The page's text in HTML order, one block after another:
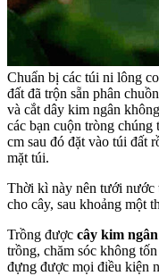
Chuẩn bị các túi ni lông
đất đã trộn sẵn phân
và cắt dây kim ngân
các bạn cuộn tròng
cm sau đó đặt vào túi đất
mặt túi.
Thời kì này nên tưới nước
cho cây, sau khoảng một
Trồng được cây kim
trồng, chăm sóc không
đựng được mọi điều kiện